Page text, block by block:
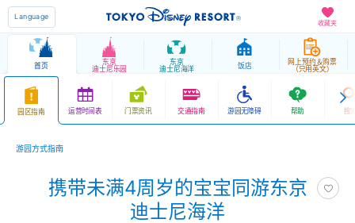
收藏夹
Language
首页 东京
迪士尼乐园
东京
迪士尼海洋 饭店 网上预约＆购票
（只用英文）
园区指南 运营时间表 门票资讯 交通指南 游园无障碍 帮助 搜
游园方式指南
携带未满4周岁的宝宝同游东京
迪士尼海洋